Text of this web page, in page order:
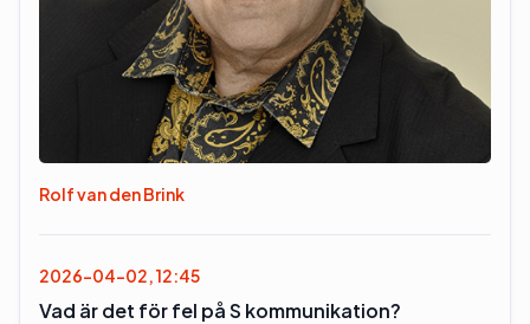
Rolf van den Brink
2026-04-02, 12:45
Vad är det för fel på S kommunikation?